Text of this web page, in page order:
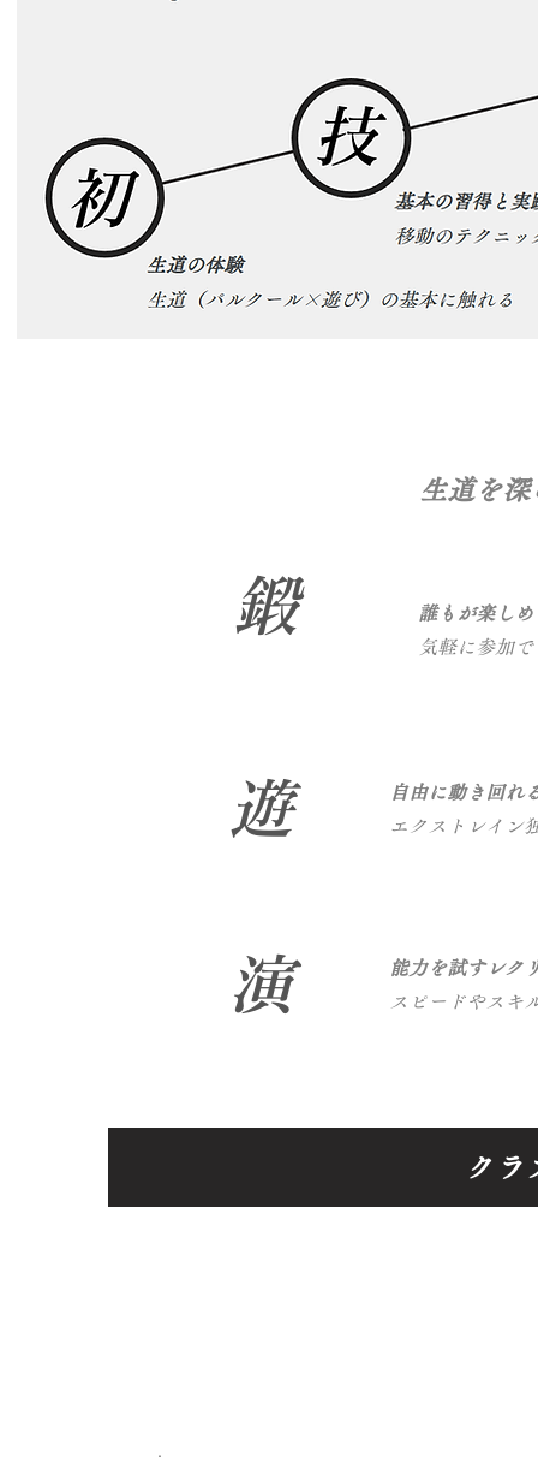
生道を
​鍛
誰もが楽し
気軽に参加
​遊
自由に動き回れ
エクストレイン
​演
能力を試すレク
スピードやスキ
クラ